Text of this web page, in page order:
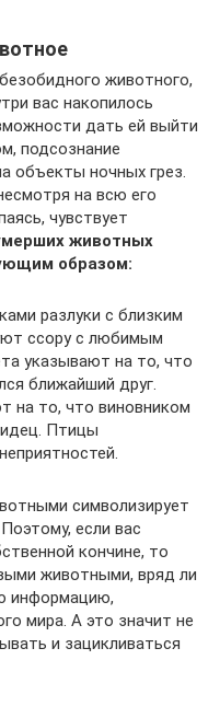
животного,
вас накопилось
дать ей выйти
подсознание
объекты ночных грез.
на всю его
чувствует
животных
образом:
разлуки с близким
ссору с любимым
указывают на то, что
ближайший друг.
на то, что виновником
Птицы
символизирует
если вас
кончине, то
животными, вряд ли
информацию,
мира. А это значит не
и зацикливаться